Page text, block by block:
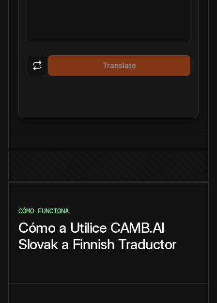
Translate
CÓMO FUNCIONA
Cómo a Utilice CAMB.AI
Slovak a Finnish Traductor